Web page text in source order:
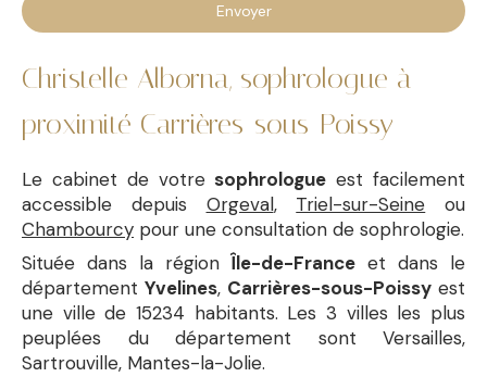
Envoyer
Christelle Alborna, sophrologue à
proximité Carrières-sous-Poissy
Le cabinet de votresophrologue est facilement
accessible depuis Orgeval, Triel-sur-Seine ou
Chambourcy pour une consultation de sophrologie.
Située dans la régionÎle-de-France et dans le
département Yvelines, Carrières-sous-Poissy est
une ville de 15234 habitants. Les 3 villes les plus
peuplées du département sont Versailles,
Sartrouville, Mantes-la-Jolie.